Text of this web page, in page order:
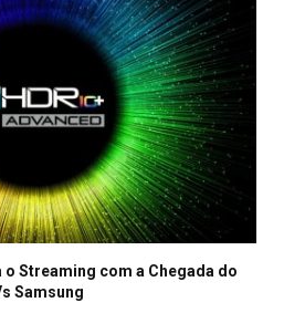
Streaming com a Chegada do
Samsung